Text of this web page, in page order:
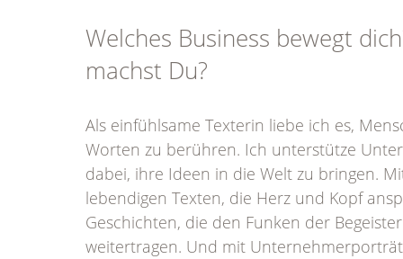
Welches Business bewegt
machst Du?
Als einfühlsame Texterin liebe ich es,
Worten zu berühren. Ich unterstütze
dabei, ihre Ideen in die Welt zu bringen.
lebendigen Texten, die Herz und Kopf
Geschichten, die den Funken der
weitertragen. Und mit